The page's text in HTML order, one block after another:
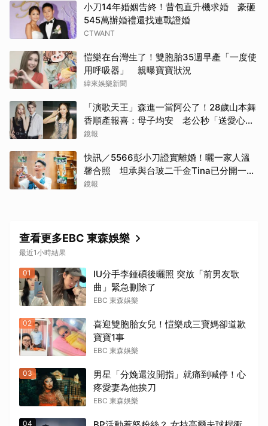
小刀14年婚姻告終！昔包直升機求婚 豪砸
545萬辦婚禮還找連戰證婚
CTWANT
愷樂在台灣生了！雙胞胎35週早產「一度使
用呼吸器」 親曝寶寶狀況
緯來娛樂新聞
「演歌天王」森進一當阿公了！28歲山本舞
香順產報喜：母子均安 老公秒「送愛心」
閃炸
鏡報
快訊／5566彭小刀證實離婚！曬一家人溫
馨合照 坦承與台玻二千金Tina已分開一段
時間
鏡報
查看更多EBC 東森娛樂
最近1小時結果
01
IU分手李鍾碩後曬照 突放「前男友歌
曲」緊急刪除了
EBC 東森娛樂
02
喜迎雙胞胎女兒！愷樂成三寶媽卻道歉
寶寶1事
EBC 東森娛樂
03
男星「分娩還沒開指」就痛到喊停！心
疼愛妻為他挨刀
EBC 東森娛樂
04